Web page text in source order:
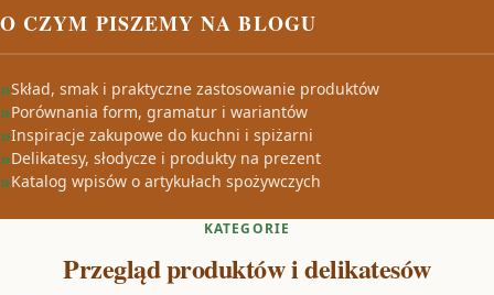
O CZYM PISZEMY NA BLOGU
Skład, smak i praktyczne zastosowanie produktów
Porównania form, gramatur i wariantów
Inspiracje zakupowe do kuchni i spiżarni
Delikatesy, słodycze i produkty na prezent
Katalog wpisów o artykułach spożywczych
KATEGORIE
Przegląd produktów i delikatesów